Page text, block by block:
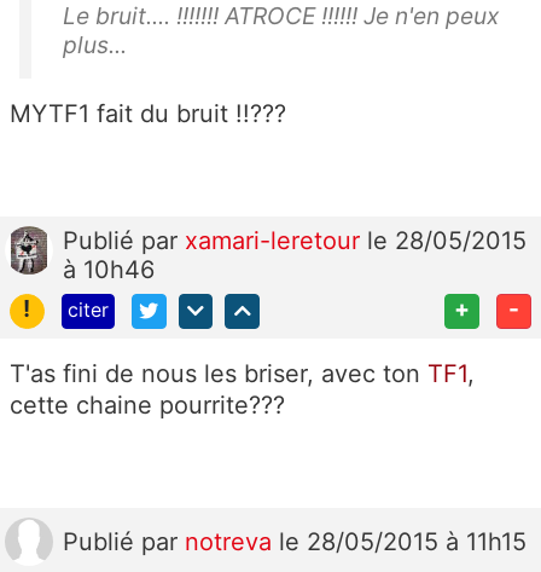
Le bruit.... !!!!!!! ATROCE !!!!!! Je n'en peux
plus...
MYTF1 fait du bruit !!???
Publié par xamari-leretour le 28/05/2015
à 10h46
!
citer + -
T'as fini de nous les briser, avec ton TF1,
cette chaine pourrite???
Publié par notreva le 28/05/2015 à 11h15